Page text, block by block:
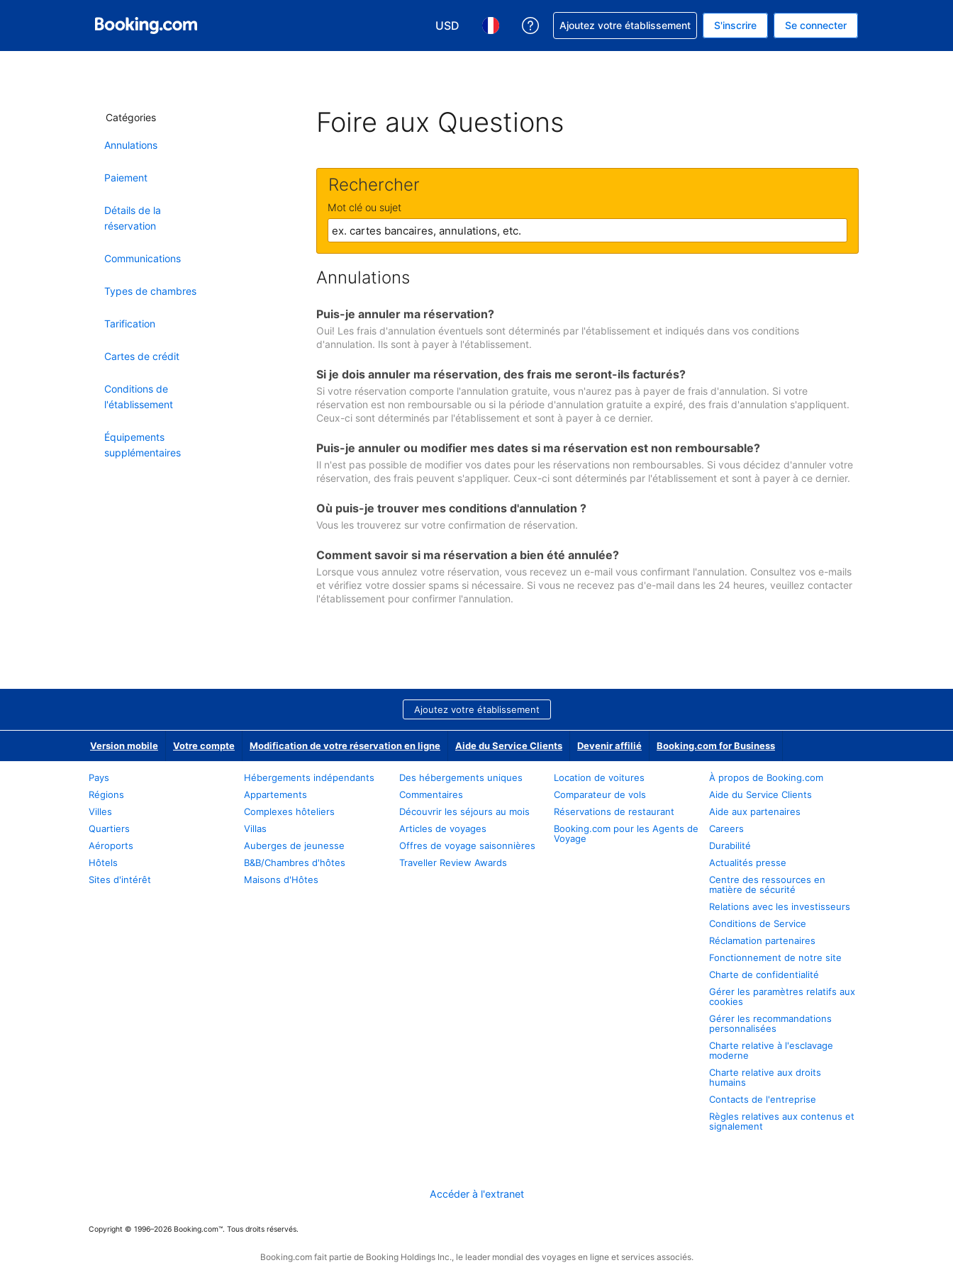
USD
Choisissez votre devise. Votre devise actuelle est celle-ci : Dollar américain.
Choisissez votre langue. Votre langue actuelle est celle-ci : Français.
Obtenez de l'aide concernant votre réservation
Ajoutez votre établissement S'inscrire Se connecter
Catégories
Annulations
Paiement
Détails de la
réservation
Communications
Types de chambres
Tarification
Cartes de crédit
Conditions de
l'établissement
Équipements
supplémentaires
Foire aux Questions
Rechercher
Mot clé ou sujet
Annulations
Puis-je annuler ma réservation?
Oui! Les frais d'annulation éventuels sont déterminés par l'établissement et indiqués dans vos conditions
d'annulation. Ils sont à payer à l'établissement.
Si je dois annuler ma réservation, des frais me seront-ils facturés?
Si votre réservation comporte l'annulation gratuite, vous n'aurez pas à payer de frais d'annulation. Si votre
réservation est non remboursable ou si la période d'annulation gratuite a expiré, des frais d'annulation s'appliquent.
Ceux-ci sont déterminés par l'établissement et sont à payer à ce dernier.
Puis-je annuler ou modifier mes dates si ma réservation est non remboursable?
Il n'est pas possible de modifier vos dates pour les réservations non remboursables. Si vous décidez d'annuler votre
réservation, des frais peuvent s'appliquer. Ceux-ci sont déterminés par l'établissement et sont à payer à ce dernier.
Où puis-je trouver mes conditions d'annulation ?
Vous les trouverez sur votre confirmation de réservation.
Comment savoir si ma réservation a bien été annulée?
Lorsque vous annulez votre réservation, vous recevez un e-mail vous confirmant l'annulation. Consultez vos e-mails
et vérifiez votre dossier spams si nécessaire. Si vous ne recevez pas d'e-mail dans les 24 heures, veuillez contacter
l'établissement pour confirmer l'annulation.
Ajoutez votre établissement
Version mobile Votre compte Modification de votre réservation en ligne Aide du Service Clients Devenir affilié Booking.com for Business
Pays
Régions
Villes
Quartiers
Aéroports
Hôtels
Sites d'intérêt
Hébergements indépendants
Appartements
Complexes hôteliers
Villas
Auberges de jeunesse
B&B/Chambres d'hôtes
Maisons d'Hôtes
Des hébergements uniques
Commentaires
Découvrir les séjours au mois
Articles de voyages
Offres de voyage saisonnières
Traveller Review Awards
Location de voitures
Comparateur de vols
Réservations de restaurant
Booking.com pour les Agents de
Voyage
À propos de Booking.com
Aide du Service Clients
Aide aux partenaires
Careers
Durabilité
Actualités presse
Centre des ressources en
matière de sécurité
Relations avec les investisseurs
Conditions de Service
Réclamation partenaires
Fonctionnement de notre site
Charte de confidentialité
Gérer les paramètres relatifs aux
cookies
Gérer les recommandations
personnalisées
Charte relative à l'esclavage
moderne
Charte relative aux droits
humains
Contacts de l'entreprise
Règles relatives aux contenus et
signalement
Accéder à l'extranet
Copyright © 1996–2026 Booking.com™. Tous droits réservés.
Booking.com fait partie de Booking Holdings Inc., le leader mondial des voyages en ligne et services associés.